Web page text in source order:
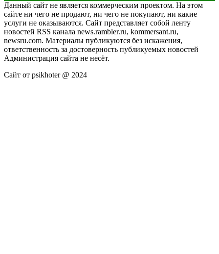
Данный сайт не является коммерческим проектом. На этом
сайте ни чего не продают, ни чего не покупают, ни какие
услуги не оказываются. Сайт представляет собой ленту
новостей RSS канала news.rambler.ru, kommersant.ru,
newsru.com. Материалы публикуются без искажения,
ответственность за достоверность публикуемых новостей
Администрация сайта не несёт.
Сайт от psikhoter @ 2024